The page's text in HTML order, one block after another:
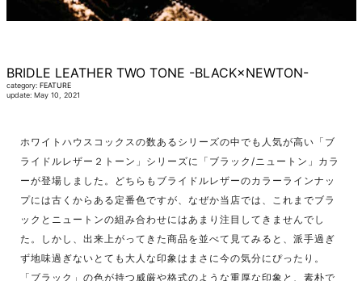
BRIDLE LEATHER TWO TONE -BLACK×NEWTON-
category: FEATURE
update: May 10, 2021
ホワイトハウスコックスの数あるシリーズの中でも人気が高い「ブ
ライドルレザー２トーン」シリーズに「ブラック/ニュートン」カラ
ーが登場しました。どちらもブライドルレザーのカラーラインナッ
プには古くからある定番色ですが、なぜか当店では、これまでブラ
ックとニュートンの組み合わせにはあまり注目してきませんでし
た。しかし、出来上がってきた商品を並べて見てみると、派手過ぎ
ず地味過ぎないとても大人な印象はまさに今の気分にぴったり。
「ブラック」の色が持つ威厳や格式のような重厚な印象と、素朴で